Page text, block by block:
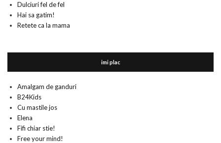
Dulciuri fel de fel
Hai sa gatim!
Retete ca la mama
imi plac
Amalgam de ganduri
B24Kids
Cu mastile jos
Elena
Fifi chiar stie!
Free your mind!